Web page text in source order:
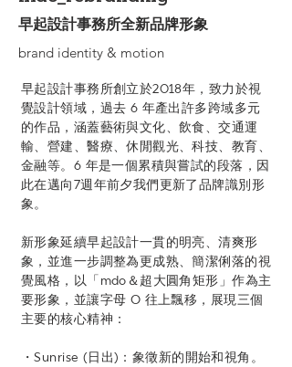
早起設計事務所全新品牌形象
brand identity & motion
早起設計事務所創立於2018年，致力於視
覺設計領域，過去 6 年產出許多跨域多元
的作品，涵蓋藝術與文化、飲食、交通運
輸、營建、醫療、休閒觀光、科技、教育、
金融等。 6 年是一個累積與嘗試的段落，因
此在邁向7週年前夕我們更新了品牌識別形
象。
新形象延續早起設計一貫的明亮、清爽形
象，並進一步調整為更成熟、簡潔俐落的視
覺風格，以「mdo＆超大圓角矩形」作為主
要形象，並讓字母 O 往上飄移，展現三個
主要的核心精神：
・Sunrise (日出)：象徵新的開始和視角。